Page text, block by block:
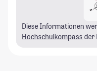
Diese Informationen
Hochschulkompass der